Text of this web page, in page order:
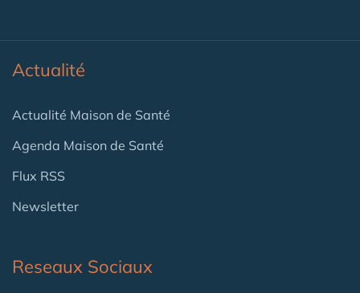
Actualité
Actualité Maison de Santé
Agenda Maison de Santé
Flux RSS
Newsletter
Reseaux Sociaux